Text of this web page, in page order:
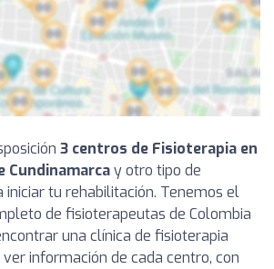
3 centros de Fisioterapia en
Cundinamarcay otro tipo de
iniciar tu rehabilitación. Tenemos el
de fisioterapeutas de Colombia
una clínica de fisioterapia
información de cada centro, con